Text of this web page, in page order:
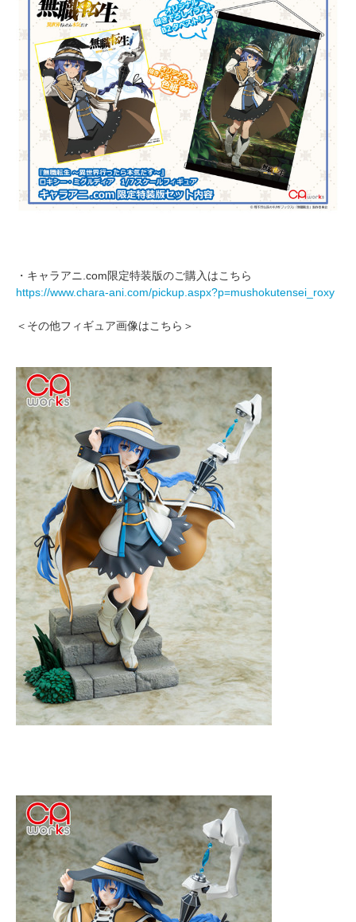
・キャラアニ.com限定特装版のご購入はこちら
https://www.chara-ani.com/pickup.aspx?p=mushokutensei_roxy
＜その他フィギュア画像はこちら＞